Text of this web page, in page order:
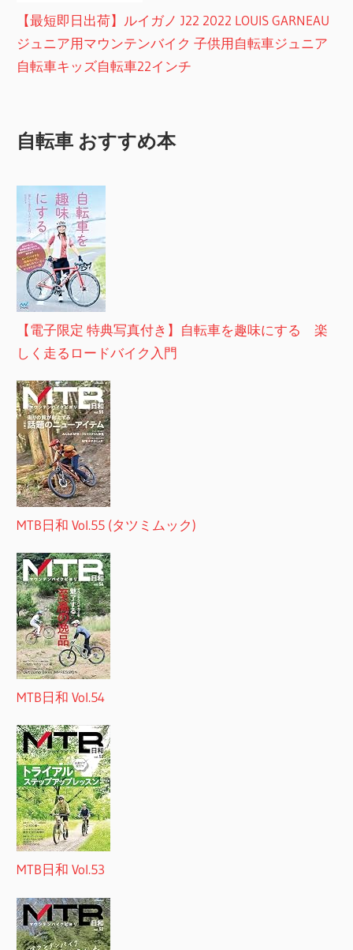
【最短即日出荷】ルイガノ J22 2022 LOUIS GARNEAU
ジュニア用マウンテンバイク 子供用自転車ジュニア
自転車キッズ自転車22インチ
自転車 おすすめ本
【電子限定 特典写真付き】自転車を趣味にする 楽
しく走るロードバイク入門
MTB日和 Vol.55 (タツミムック)
MTB日和 Vol.54
MTB日和 Vol.53